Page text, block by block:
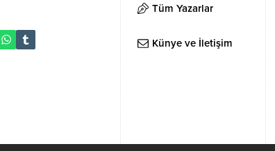
Sistemleri Şube Müdürlüğü tarafından...
Tüm Yazarlar
Künye ve İletişim